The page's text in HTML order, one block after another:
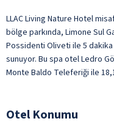
LLAC Living Nature Hotel
bölge parkında, Limone Sul
Possidenti Oliveti ile 5
sunuyor. Bu spa otel Ledro
Monte Baldo Teleferiği ile
Otel Konumu